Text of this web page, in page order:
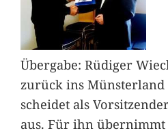
Übergabe: Rüdiger
zurück ins Münsterland
scheidet als
aus. Für ihn übernimmt